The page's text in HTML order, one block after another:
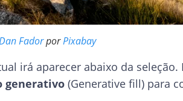
FadorporPixabay
irá aparecer abaixo da seleção.
generativo (Generative fill) para